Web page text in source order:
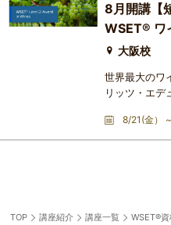
で50 万人を
り、まさに世
す。認定校で
8月開講【
WSET® ワ
を読み解く
大阪校
世界最大のワ
リッツ・エデ
WSET®）の
する総合的な
す。認定校で
8/21(金） ~
TOP 講座紹介 講座一覧